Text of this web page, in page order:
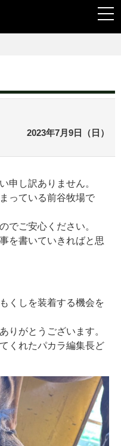
2023年7月9日（日）
申し訳ありません。
っている前谷牧場で
でご安心ください。
を書いていきればと思
くしを装着する機会を
りがとうございます。
くれたパカラ編集長ど